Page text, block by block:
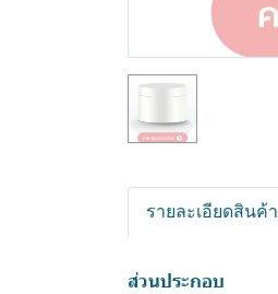
รายละเอียดสินค้า
ส่วนประกอบ